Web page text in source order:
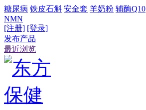
糖尿病 铁皮石斛 安全套 羊奶粉 辅酶Q10
NMN
[注册] [登录]
发布产品
最近浏览